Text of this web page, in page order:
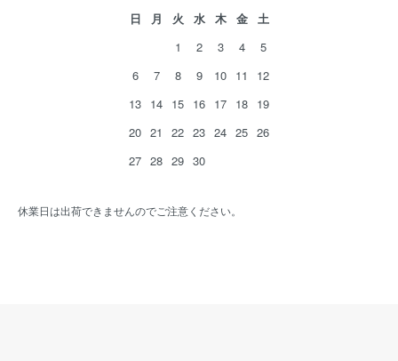
日 月 火 水 木 金
土
1
2 3 4
5
6
7 8 9 10 11
12
13 14 15 16 17 18 19
20 21 22 23 24 25 26
27 28 29 30
休業日は出荷できませんのでご注意ください。